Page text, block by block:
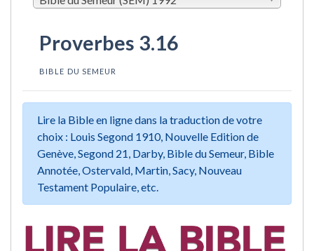
Proverbes 3.16
BIBLE DU SEMEUR
Lire la Bible en ligne dans la traduction de votre
choix : Louis Segond 1910, Nouvelle Edition de
Genève, Segond 21, Darby, Bible du Semeur, Bible
Annotée, Ostervald, Martin, Sacy, Nouveau
Testament Populaire, etc.